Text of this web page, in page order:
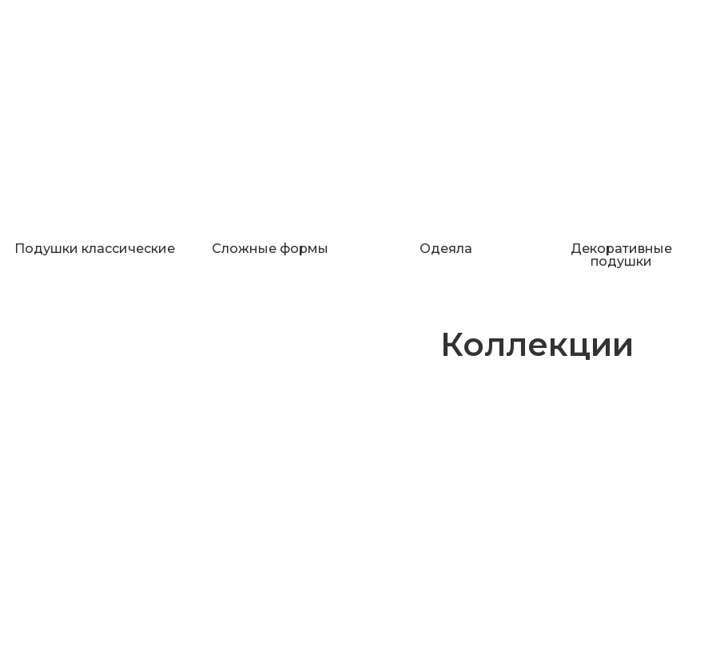
Подушки классические Сложные формы Одеяла
Декоративные
подушки
Коллекции